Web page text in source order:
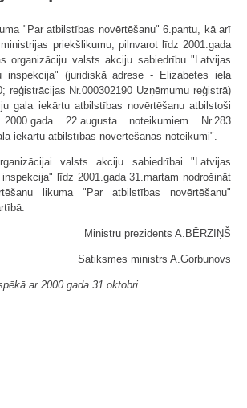
"Par atbilstības novērtēšanu" 6.pantu, kā arī
priekšlikumu, pilnvarot līdz 2001.gada
organizāciju valsts akciju sabiedrību "Latvijas
inspekcija" (juridiskā adrese - Elizabetes iela
reģistrācijas Nr.000302190 Uzņēmumu reģistrā)
gala iekārtu atbilstības novērtēšanu atbilstoši
22.augusta noteikumiem Nr.283
iekārtu atbilstības novērtēšanas noteikumi".
valsts akciju sabiedrībai "Latvijas
līdz 2001.gada 31.martam nodrošināt
likuma "Par atbilstības novērtēšanu"
Ministru prezidents A.BĒRZIŅŠ
Satiksmes ministrs A.Gorbunovs
ar 2000.gada 31.oktobri